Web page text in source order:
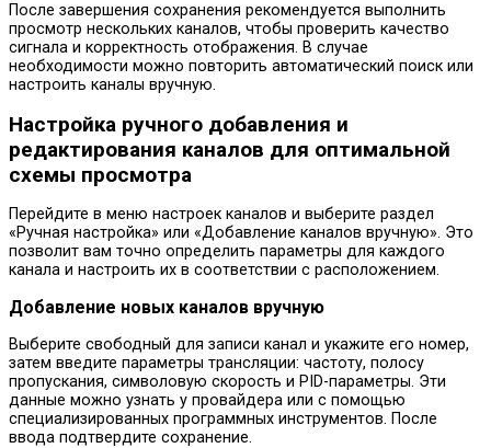
После завершения сохранения рекомендуется выполнить
просмотр нескольких каналов, чтобы проверить качество
сигнала и корректность отображения. В случае
необходимости можно повторить автоматический поиск или
настроить каналы вручную.
Настройка ручного добавления и
редактирования каналов для оптимальной
схемы просмотра
Перейдите в меню настроек каналов и выберите раздел
«Ручная настройка» или «Добавление каналов вручную». Это
позволит вам точно определить параметры для каждого
канала и настроить их в соответствии с расположением.
Добавление новых каналов вручную
Выберите свободный для записи канал и укажите его номер,
затем введите параметры трансляции: частоту, полосу
пропускания, символовую скорость и PID-параметры. Эти
данные можно узнать у провайдера или с помощью
специализированных программных инструментов. После
ввода подтвердите сохранение.